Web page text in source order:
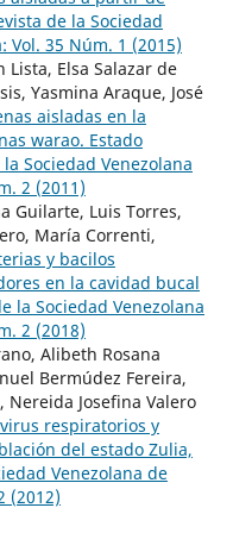
de la Sociedad
Vol. 35 Núm. 1 (2015)
Elsa Salazar de
Yasmina Araque, José
aisladas en la
warao. Estado
Sociedad Venezolana
2 (2011)
Guilarte, Luis Torres,
María Correnti,
y bacilos
en la cavidad bucal
la Sociedad Venezolana
2 (2018)
Alibeth Rosana
Bermúdez Fereira,
Josefina Valero
respiratorios y
del estado Zulia,
Venezolana de
(2012)